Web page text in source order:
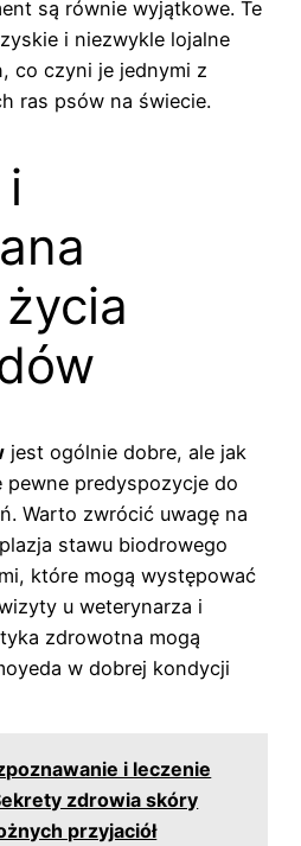
są równie wyjątkowe. Te
i niezwykle lojalne
co czyni je jednymi z
ras psów na świecie.
jest ogólnie dobre, ale jak
pewne predyspozycje do
Warto zwrócić uwagę na
stawu biodrowego
które mogą występować
u weterynarza i
zdrowotna mogą
w dobrej kondycji
i leczenie
zdrowia skóry
przyjaciół